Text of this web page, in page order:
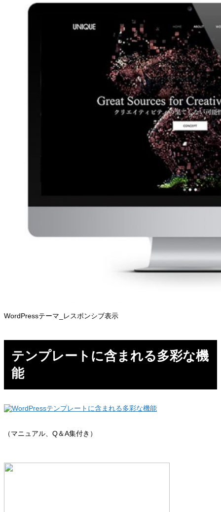
WordPressテーマ_レスポンシブ表示
テンプレートに含まれる多彩な機
能
（マニュアル、Q＆A集付き）